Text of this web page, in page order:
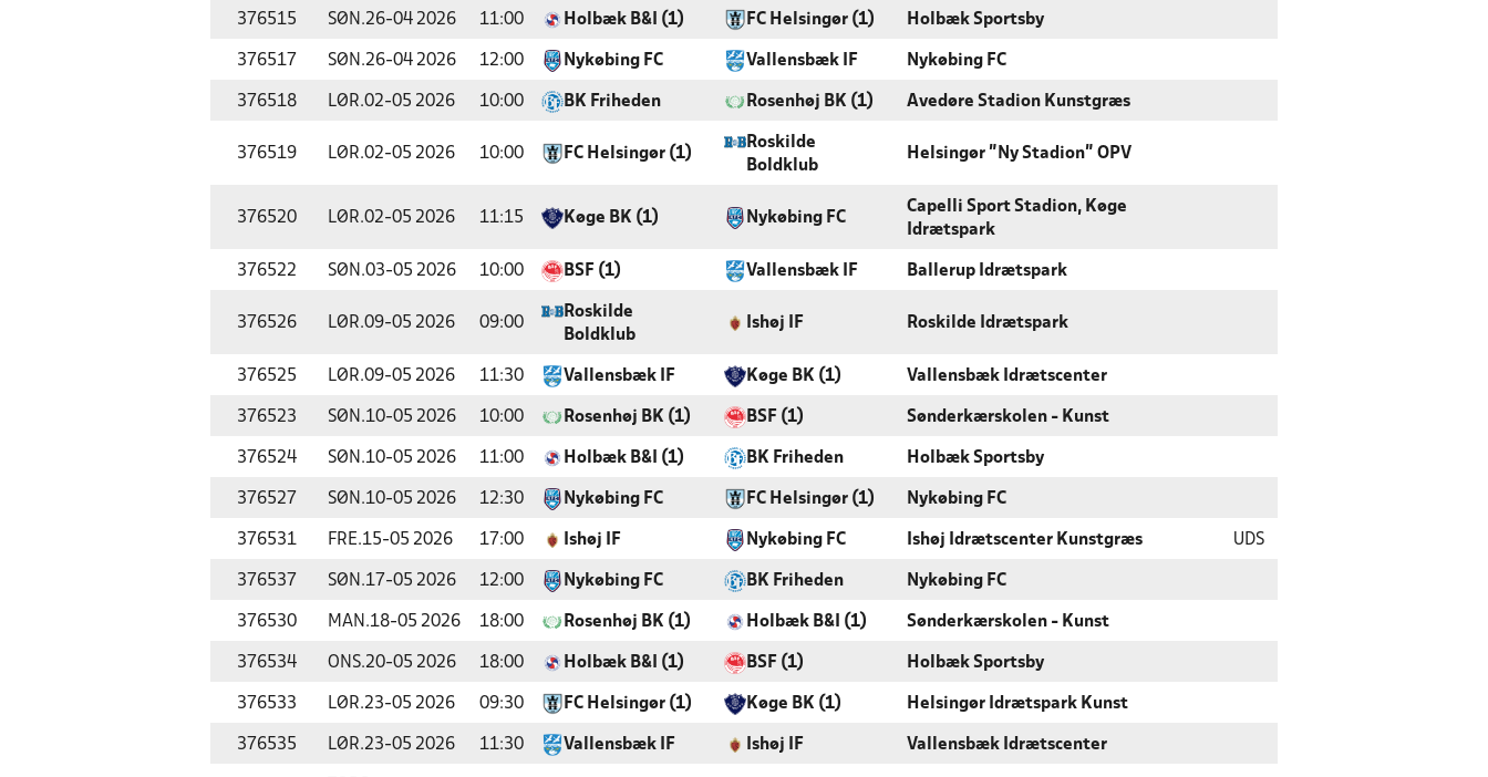
376515 SØN.26-04 2026 11:00 Holbæk B&I (1) FC Helsingør (1) Holbæk Sportsby
376517 SØN.26-04 2026 12:00 Nykøbing FC Vallensbæk IF Nykøbing FC
376518 LØR.02-05 2026 10:00 BK Friheden Rosenhøj BK (1) Avedøre Stadion Kunstgræs
376519 LØR.02-05 2026 10:00 FC Helsingør (1)
Roskilde
Boldklub
Helsingør "Ny Stadion" OPV
376520 LØR.02-05 2026 11:15 Køge BK (1) Nykøbing FC
Capelli Sport Stadion, Køge
Idrætspark
376522 SØN.03-05 2026 10:00 BSF (1) Vallensbæk IF Ballerup Idrætspark
376526 LØR.09-05 2026 09:00
Roskilde
Boldklub
Ishøj IF Roskilde Idrætspark
376525 LØR.09-05 2026 11:30 Vallensbæk IF Køge BK (1) Vallensbæk Idrætscenter
376523 SØN.10-05 2026 10:00 Rosenhøj BK (1) BSF (1) Sønderkærskolen - Kunst
376524 SØN.10-05 2026 11:00 Holbæk B&I (1) BK Friheden Holbæk Sportsby
376527 SØN.10-05 2026 12:30 Nykøbing FC FC Helsingør (1) Nykøbing FC
376531 FRE.15-05 2026 17:00 Ishøj IF Nykøbing FC Ishøj Idrætscenter Kunstgræs UDS
376537 SØN.17-05 2026 12:00 Nykøbing FC BK Friheden Nykøbing FC
376530 MAN.18-05 2026 18:00 Rosenhøj BK (1) Holbæk B&I (1) Sønderkærskolen - Kunst
376534 ONS.20-05 2026 18:00 Holbæk B&I (1) BSF (1) Holbæk Sportsby
376533 LØR.23-05 2026 09:30 FC Helsingør (1) Køge BK (1) Helsingør Idrætspark Kunst
376535 LØR.23-05 2026 11:30 Vallensbæk IF Ishøj IF Vallensbæk Idrætscenter